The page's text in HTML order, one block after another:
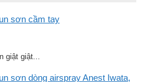
sơn cầm tay
giật giật...
sơn dòng airspray Anest Iwata,